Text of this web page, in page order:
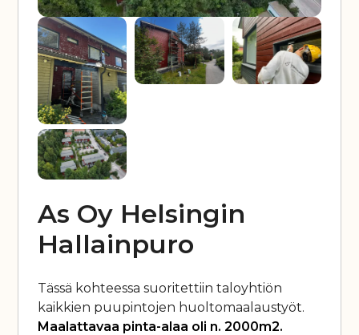
As Oy Helsingin
Hallainpuro
Tässä kohteessa suoritettiin taloyhtiön
kaikkien puupintojen huoltomaalaustyöt.
Maalattavaa pinta-alaa oli n. 2000m2.